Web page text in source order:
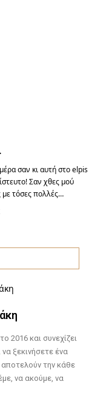
σαν κι αυτή στο elpis
Σαν χθες μού
με τόσες πολλές…
2016 και συνεχίζει
ξεκινήσετε ένα
την κάθε
να ακούμε, να